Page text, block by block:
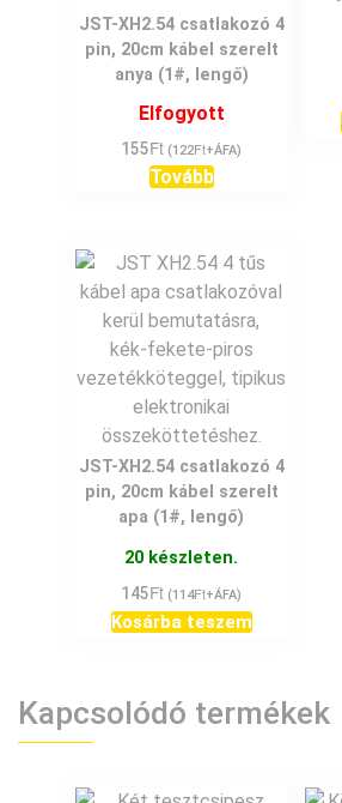
JST-XH2.54 csatlakozó 4
pin, 20cm kábel szerelt
anya (1#, lengő)
Elfogyott
155Ft (122Ft+ÁFA)
Tovább
JST-XH2.54 csatlakozó 4
pin, 20cm kábel szerelt
apa (1#, lengő)
20 készleten.
145Ft (114Ft+ÁFA)
Kosárba teszem
Kapcsolódó termékek